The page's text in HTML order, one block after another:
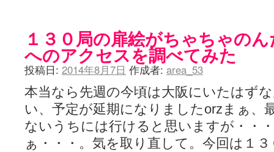
１３０局の扉絵がちゃちゃの
へのアクセスを調べてみた
投稿日: 2014年8月7日 作成者: area_53
本当なら先週の今頃は大阪にいたはず
い、予定が延期になりましたorzまぁ、
ないうちには行けると思いますが・・
ぁ・・・。気を取り直して。今回は１